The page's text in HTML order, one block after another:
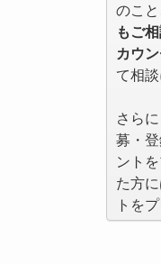
のこ
もご
カウ
て相
さら
募・
ント
た方
トを